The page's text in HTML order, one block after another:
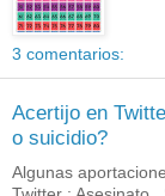
3 comentarios:
Acertijo en
o suicidio?
Algunas